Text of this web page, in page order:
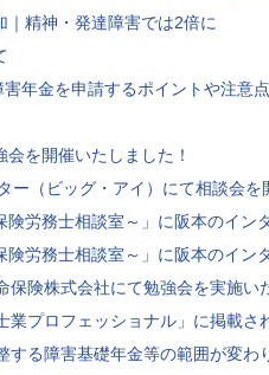
｜精神・発達障害では2倍に
年金を申請するポイントや注意
を開催いたしました！
（ビッグ・アイ）にて相談会を
険労務士相談室～」に阪本のイ
険労務士相談室～」に阪本のイ
保険株式会社にて勉強会を実施い
プロフェッショナル」に掲載さ
する障害基礎年金等の範囲が変わ